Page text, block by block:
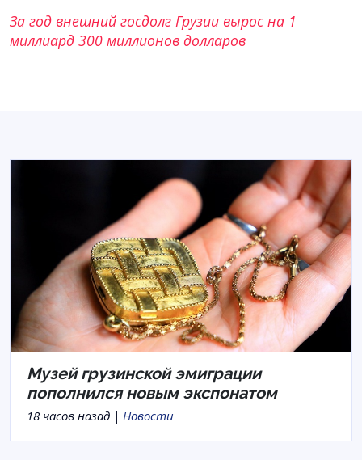
За год внешний госдолг Грузии вырос на 1
миллиард 300 миллионов долларов
Музей грузинской эмиграции
пополнился новым экспонатом
18 часов назад | Новости